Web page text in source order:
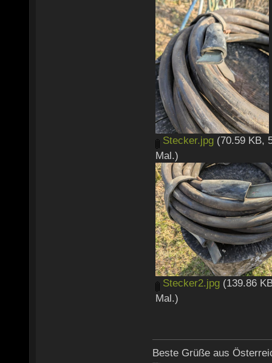
Stecker.jpg (70.59 KB,
Mal.)
Stecker2.jpg (139.86
Mal.)
Beste Grüße aus